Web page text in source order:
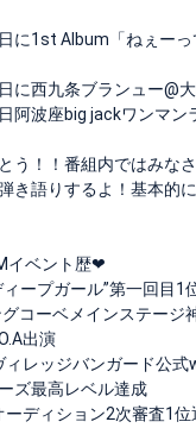
に1st Album「ねぇー
に西九条ブランュー@
阿波座big jackワンマン
う！！番組内ではみな
き語りするよ！基本
イベント歴❤︎
ィープガール”第一回目
コーベメインステージ
出演
ィレッジバンガード公式
ズ最高レベル達成
ディション2次審査1位